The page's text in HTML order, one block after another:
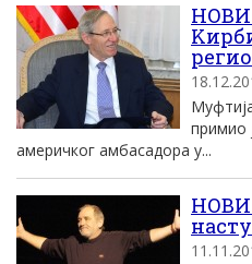
НОВИ
примио
америчког амбасадора у...
НОВИ